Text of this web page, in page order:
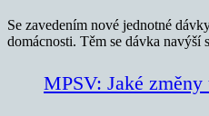
Se zavedením nové jednotné
domácnosti. Těm se dávka
MPSV: Jaké